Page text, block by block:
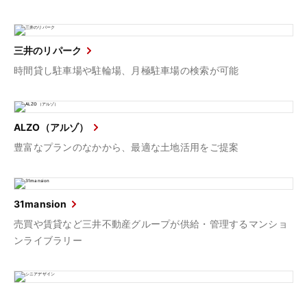
三井のリパーク
時間貸し駐車場や駐輪場、月極駐車場の検索が可能
ALZO（アルゾ）
豊富なプランのなかから、最適な土地活用をご提案
31mansion
売買や賃貸など三井不動産グループが供給・管理するマンショ
ンライブラリー